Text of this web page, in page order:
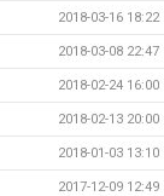
2018-03-16 18:22
2018-03-08 22:47
2018-02-24 16:00
2018-02-13 20:00
2018-01-03 13:10
2017-12-09 12:49